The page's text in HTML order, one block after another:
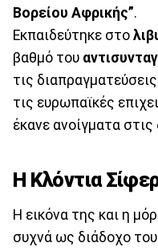
Βορείου Αφρικής”.
Εκπαιδεύτηκε στο
βαθμό του
τις
τις ευρωπαϊκές
έκανε ανοίγματα στις
Η Κλόντια
Η εικόνα της και η
συχνά ως διάδοχο